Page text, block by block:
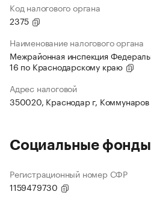
Код налогового органа
2375
Наименование налогового органа
Межрайонная инспекция
16 по Краснодарскому краю
Адрес налоговой
350020, Краснодар г, Коммунаров
Социальные фонды
Регистрационный номер СФР
1159479730